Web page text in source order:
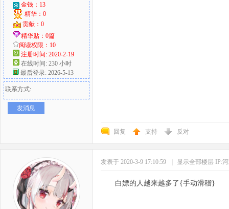
金钱：13
精华：0
贡献：0
精华贴：0篇
阅读权限：10
注册时间: 2020-2-19
在线时间: 230 小时
最后登录: 2026-5-13
联系方式:
发消息
回复 支持 反对
发表于 2020-3-9 17:10:59 显示全部楼层 IP:
白嫖的人越来越多了{手动滑稽}